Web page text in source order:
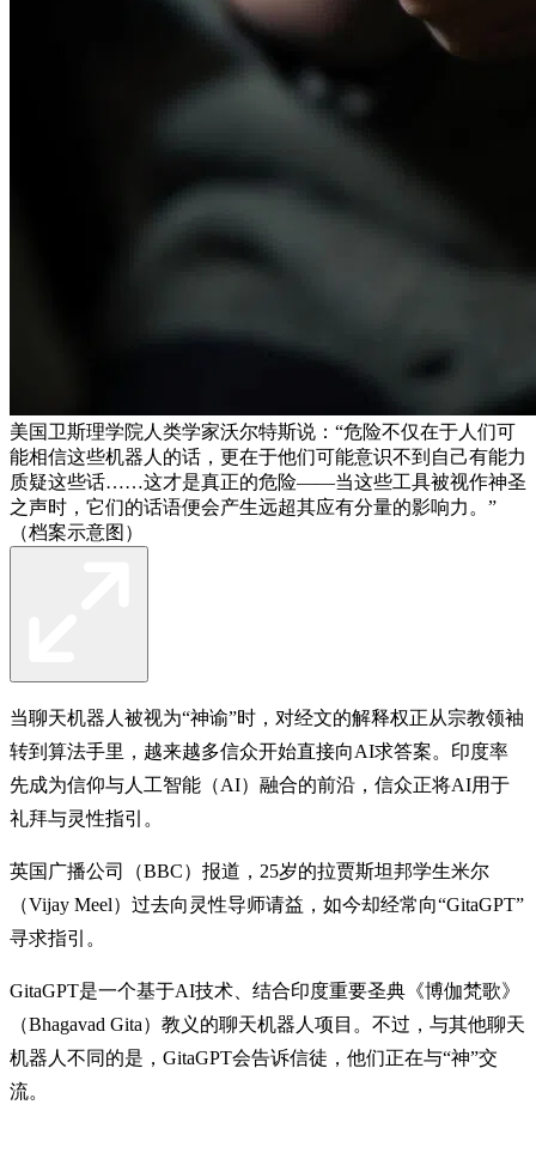
美国卫斯理学院人类学家沃尔特斯说：“危险不仅在于人们可
能相信这些机器人的话，更在于他们可能意识不到自己有能力
质疑这些话……这才是真正的危险——当这些工具被视作神圣
之声时，它们的话语便会产生远超其应有分量的影响力。”
（档案示意图）
当聊天机器人被视为“神谕”时，对经文的解释权正从宗教领袖
转到算法手里，越来越多信众开始直接向AI求答案。印度率
先成为信仰与人工智能（AI）融合的前沿，信众正将AI用于
礼拜与灵性指引。
英国广播公司（BBC）报道，25岁的拉贾斯坦邦学生米尔
（Vijay Meel）过去向灵性导师请益，如今却经常向“GitaGPT”
寻求指引。
GitaGPT是一个基于AI技术、结合印度重要圣典《博伽梵歌》
（Bhagavad Gita）教义的聊天机器人项目。不过，与其他聊天
机器人不同的是，GitaGPT会告诉信徒，他们正在与“神”交
流。